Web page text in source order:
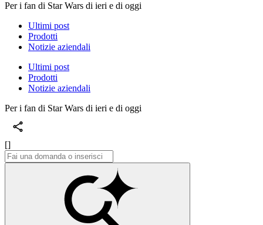
Per i fan di Star Wars di ieri e di oggi
Ultimi post
Prodotti
Notizie aziendali
Ultimi post
Prodotti
Notizie aziendali
Per i fan di Star Wars di ieri e di oggi
[]